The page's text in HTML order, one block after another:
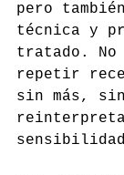
pero
técnica y
tratado.
repetir
sin más,
sensibilidad